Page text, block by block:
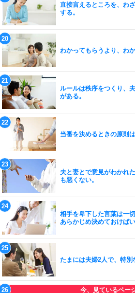
直接言えるところを、わ
する。
わかってもらうより、わか
ルールは秩序をつくり、
がある。
当番を決めるときの原則
夫と妻とで意見がわかれ
も悪くない。
相手を卑下した言葉は一切
あらかじめ決めておけばい
たまには夫婦2人で、特別